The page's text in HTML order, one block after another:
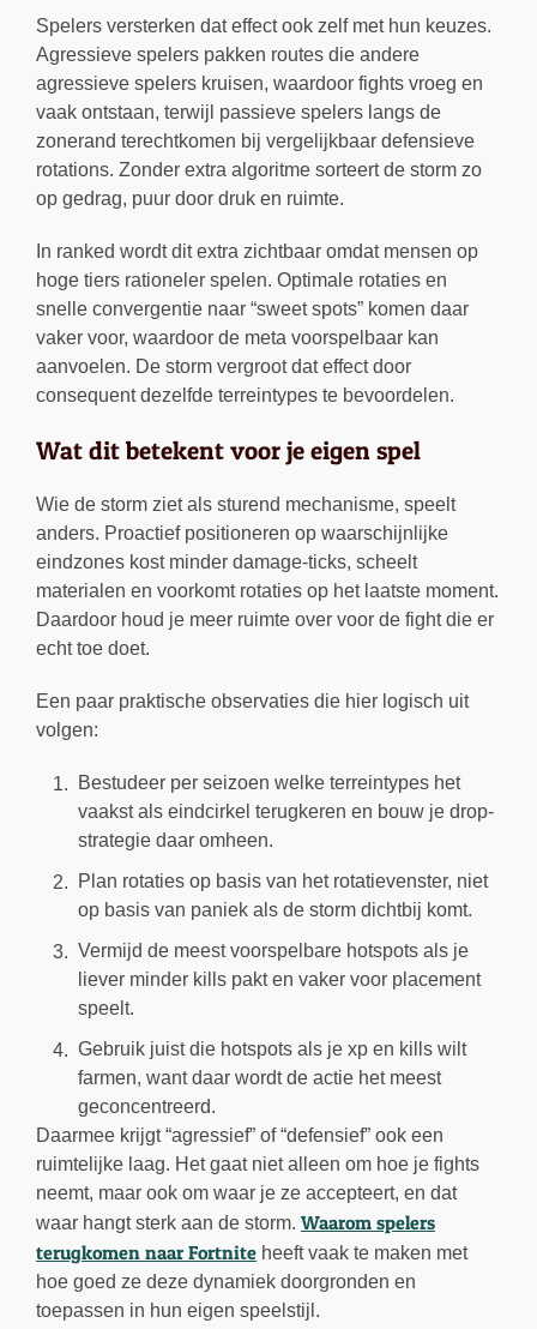
Spelers versterken dat effect ook zelf met hun keuzes.
Agressieve spelers pakken routes die andere
agressieve spelers kruisen, waardoor fights vroeg en
vaak ontstaan, terwijl passieve spelers langs de
zonerand terechtkomen bij vergelijkbaar defensieve
rotations. Zonder extra algoritme sorteert de storm zo
op gedrag, puur door druk en ruimte.
In ranked wordt dit extra zichtbaar omdat mensen op
hoge tiers rationeler spelen. Optimale rotaties en
snelle convergentie naar “sweet spots” komen daar
vaker voor, waardoor de meta voorspelbaar kan
aanvoelen. De storm vergroot dat effect door
consequent dezelfde terreintypes te bevoordelen.
Wat dit betekent voor je eigen spel
Wie de storm ziet als sturend mechanisme, speelt
anders. Proactief positioneren op waarschijnlijke
eindzones kost minder damage-ticks, scheelt
materialen en voorkomt rotaties op het laatste moment.
Daardoor houd je meer ruimte over voor de fight die er
echt toe doet.
Een paar praktische observaties die hier logisch uit
volgen:
Bestudeer per seizoen welke terreintypes het
vaakst als eindcirkel terugkeren en bouw je drop-
strategie daar omheen.
Plan rotaties op basis van het rotatievenster, niet
op basis van paniek als de storm dichtbij komt.
Vermijd de meest voorspelbare hotspots als je
liever minder kills pakt en vaker voor placement
speelt.
Gebruik juist die hotspots als je xp en kills wilt
farmen, want daar wordt de actie het meest
geconcentreerd.
Daarmee krijgt “agressief” of “defensief” ook een
ruimtelijke laag. Het gaat niet alleen om hoe je fights
neemt, maar ook om waar je ze accepteert, en dat
waar hangt sterk aan de storm. Waarom spelers
terugkomen naar Fortnite heeft vaak te maken met
hoe goed ze deze dynamiek doorgronden en
toepassen in hun eigen speelstijl.